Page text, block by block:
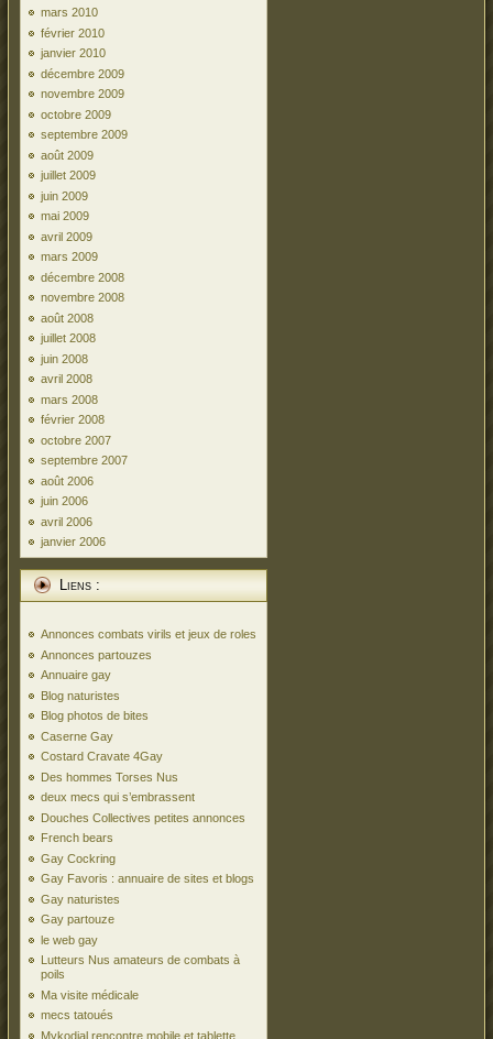
mars 2010
février 2010
janvier 2010
décembre 2009
novembre 2009
octobre 2009
septembre 2009
août 2009
juillet 2009
juin 2009
mai 2009
avril 2009
mars 2009
décembre 2008
novembre 2008
août 2008
juillet 2008
juin 2008
avril 2008
mars 2008
février 2008
octobre 2007
septembre 2007
août 2006
juin 2006
avril 2006
janvier 2006
Liens :
Annonces combats virils et jeux de roles
Annonces partouzes
Annuaire gay
Blog naturistes
Blog photos de bites
Caserne Gay
Costard Cravate 4Gay
Des hommes Torses Nus
deux mecs qui s’embrassent
Douches Collectives petites annonces
French bears
Gay Cockring
Gay Favoris : annuaire de sites et blogs
Gay naturistes
Gay partouze
le web gay
Lutteurs Nus amateurs de combats à
poils
Ma visite médicale
mecs tatoués
Mykodial rencontre mobile et tablette